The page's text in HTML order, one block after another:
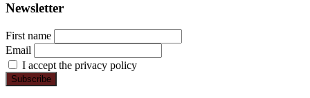
Newsletter
First name
Email
I accept the privacy policy